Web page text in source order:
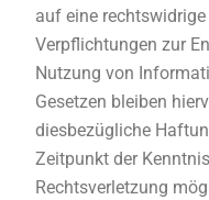
auf eine
Verpflichtungen zur
Nutzung von
Gesetzen bleiben
diesbezügliche
Zeitpunkt der
Rechtsverletzung